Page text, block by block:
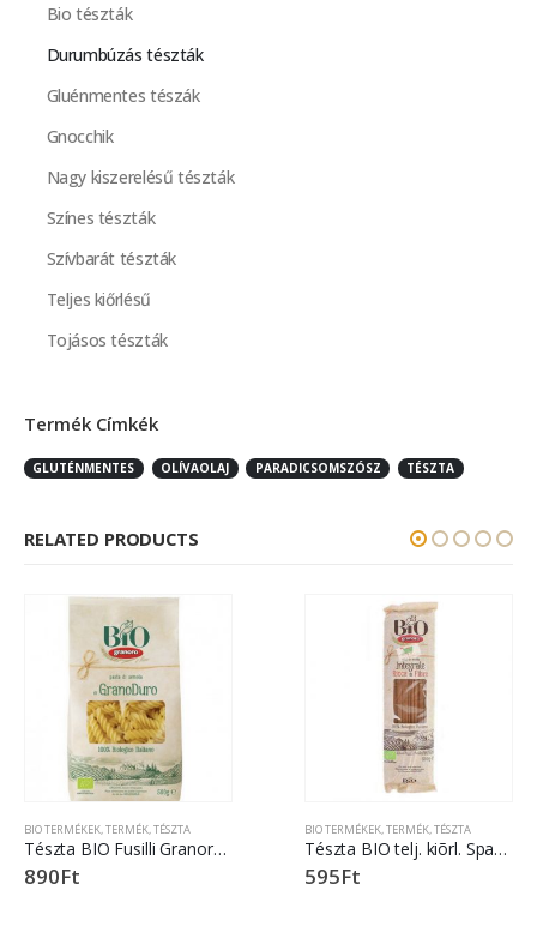
Bio tészták
Durumbúzás tészták
Gluénmentes tészák
Gnocchik
Nagy kiszerelésű tészták
Színes tészták
Szívbarát tészták
Teljes kiőrlésű
Tojásos tészták
Termék Címkék
GLUTÉNMENTES OLÍVAOLAJ PARADICSOMSZÓSZ TÉSZTA
RELATED PRODUCTS
BIO TERMÉKEK,TERMÉK,TÉSZTA
Tészta BIO Fusilli Granoro 500 gr.
890Ft
BIO TERMÉKEK,TERMÉK,TÉSZTA
Tészta BIO telj. kiõrl. Spaghetti Granoro 500 gr.
595Ft